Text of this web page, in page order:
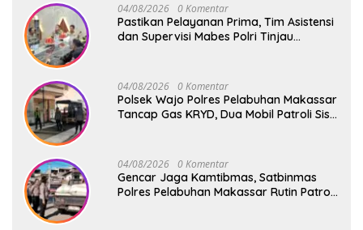
04/08/2026 0 Komentar
Pastikan Pelayanan Prima, Tim Asistensi
dan Supervisi Mabes Polri Tinjau
04/08/2026 0 Komentar
Polsek Wajo Polres Pelabuhan Makassar
Tancap Gas KRYD, Dua Mobil Patroli Sisir
04/08/2026 0 Komentar
Gencar Jaga Kamtibmas, Satbinmas
Polres Pelabuhan Makassar Rutin Patroli